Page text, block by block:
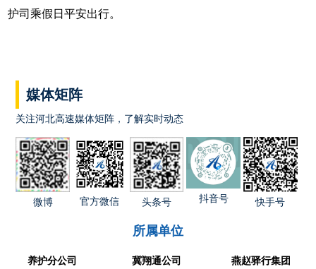
护司乘假日平安出行。
媒体矩阵
关注河北高速媒体矩阵，了解实时动态
微博 官方微信 头条号 抖音号 快手号
所属单位
养护分公司 冀翔通公司 燕赵驿行集团